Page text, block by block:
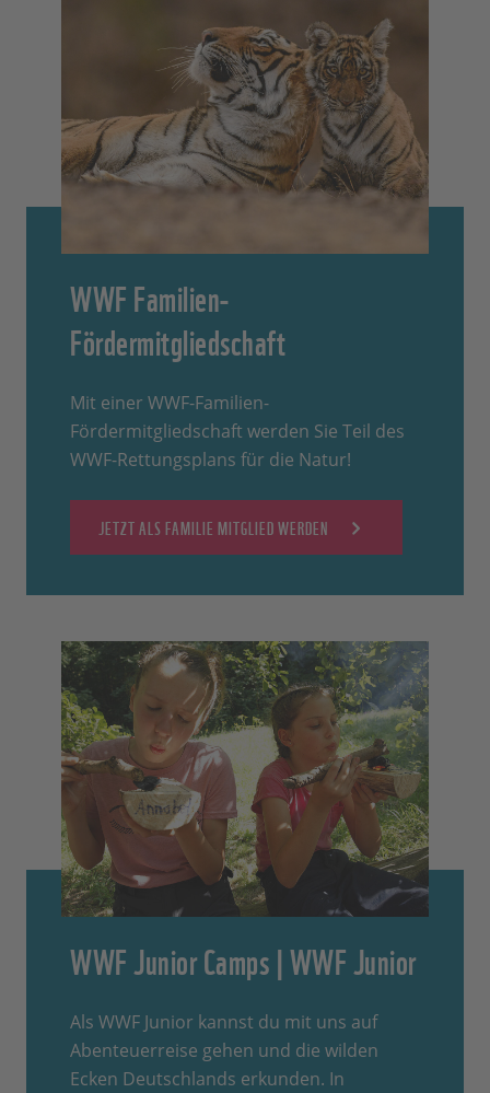
WWF Familien-
Fördermitgliedschaft
Mit einer WWF-Familien-
Fördermitgliedschaft werden Sie Teil des
WWF-Rettungsplans für die Natur!
JETZT ALS FAMILIE MITGLIED WERDEN
WWF Junior Camps | WWF Junior
Als WWF Junior kannst du mit uns auf
Abenteuerreise gehen und die wilden
Ecken Deutschlands erkunden. In